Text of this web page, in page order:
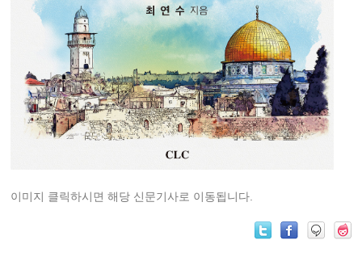
이미지 클릭하시면 해당 신문기사로 이동됩니다.